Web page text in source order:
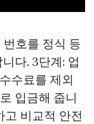
호를 정식 등
다. 3단계: 업
수료를 제외
입금해 줍니
고 비교적 안전